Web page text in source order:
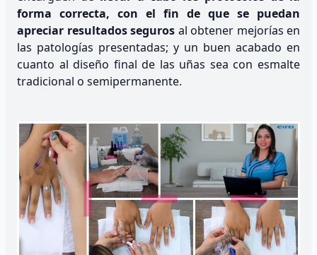
forma correcta, con el fin de que se puedan
apreciar resultados seguros al obtener mejorías en
las patologías presentadas; y un buen acabado en
cuanto al diseño final de las uñas sea con esmalte
tradicional o semipermanente.